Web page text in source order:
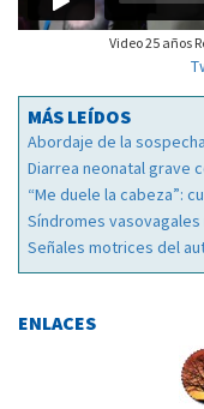
Video 25 años
MÁS LEÍDOS
Abordaje de la
Diarrea neonatal grave
“Me duele la cabeza”:
Síndromes
Señales motrices del
ENLACES